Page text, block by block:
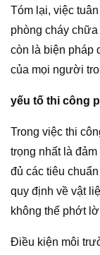
Tóm lại, việc
phòng cháy
còn là biện pháp
của mọi người
yếu tố thi công
Trong việc thi
trọng nhất là
đủ các tiêu
quy định về vật
không thể phớt
Điều kiện môi